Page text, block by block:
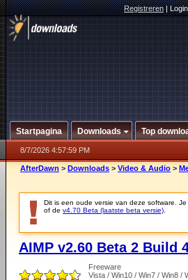
Registreren|
Startpagina Downloads Top
8/7/2026 4:57:59 PM
AfterDawn > Downloads > Video & Audio >
Dit is een oude versie van deze software.
of de v4.70 Beta (laatste beta versie)
AIMP v2.60 Beta 2 Build
Freeware
Vista / Win10 / Win7 / Win8 /